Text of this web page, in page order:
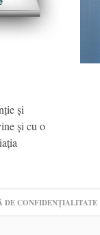
și
și cu o
DE CONFIDENȚIALITATE